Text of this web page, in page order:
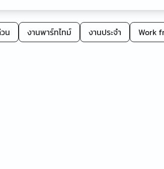
น งานพาร์ทไทม์ งานประจำ Work